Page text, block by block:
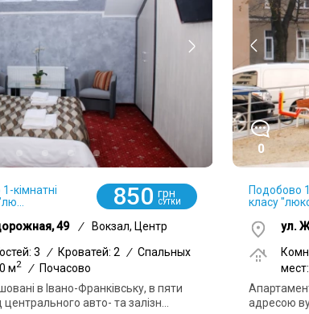
кімнатні
850 грн
СУТКИ
49 /
Вокзал, Центр
3 / Кроватей: 2 / Спальных
м2 /
Почасово
в Івано-Франківську, в пяти
авто- та залізн...
0
Подобово
класу
ул.
адресою